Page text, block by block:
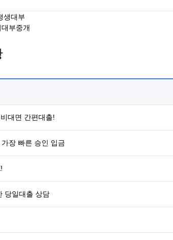
생대부
부중개
대면 간편대출!
장 빠른 승인 입금
당일대출 상담